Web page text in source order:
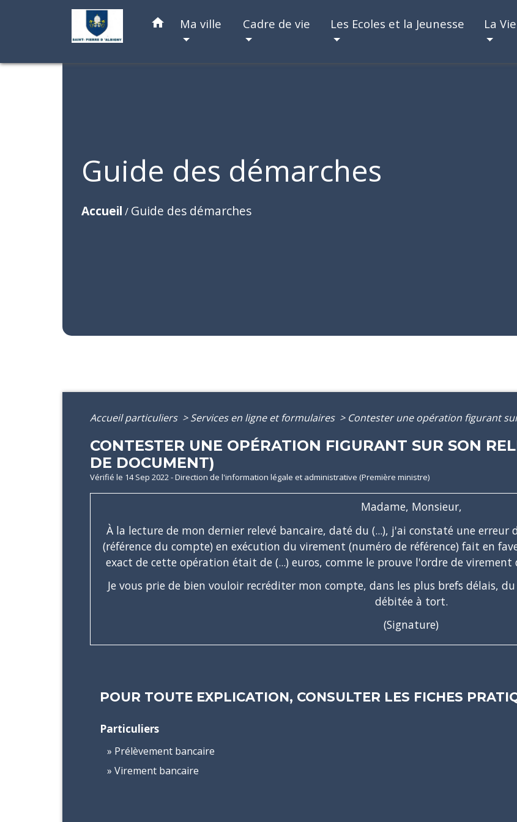
home Ma ville Cadre de vie Les Ecoles et la Jeunesse La
Guide des démarches
Accueil / Guide des démarches
Accueil particuliers > Services en ligne et formulaires > Contester une opération figurant
CONTESTER UNE OPÉRATION FIGURANT SUR SON
DE DOCUMENT)
Vérifié le 14 Sep 2022 - Direction de l'information légale et administrative (Première ministre)
Madame, Monsieur,
À la lecture de mon dernier relevé bancaire, daté du (...), j'ai constaté une erreur
(référence du compte)en exécution du virement (numéro de référence)fait en
exact de cette opération était de (...) euros, comme le prouve l'ordre de
Je vous prie de bien vouloir recréditer mon compte, dans les plus brefs délais,
débitée à tort.
(Signature)
POUR TOUTE EXPLICATION, CONSULTER LES FICHES
Particuliers
Prélèvement bancaire
Virement bancaire